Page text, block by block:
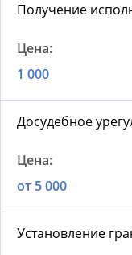
Получение
1 000
Досудебное
от 5 000
Установление